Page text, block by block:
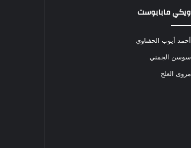
ويكي مابابوست
أحمد أيوب الحفناوي
سوسن الجمني
مروى العلج